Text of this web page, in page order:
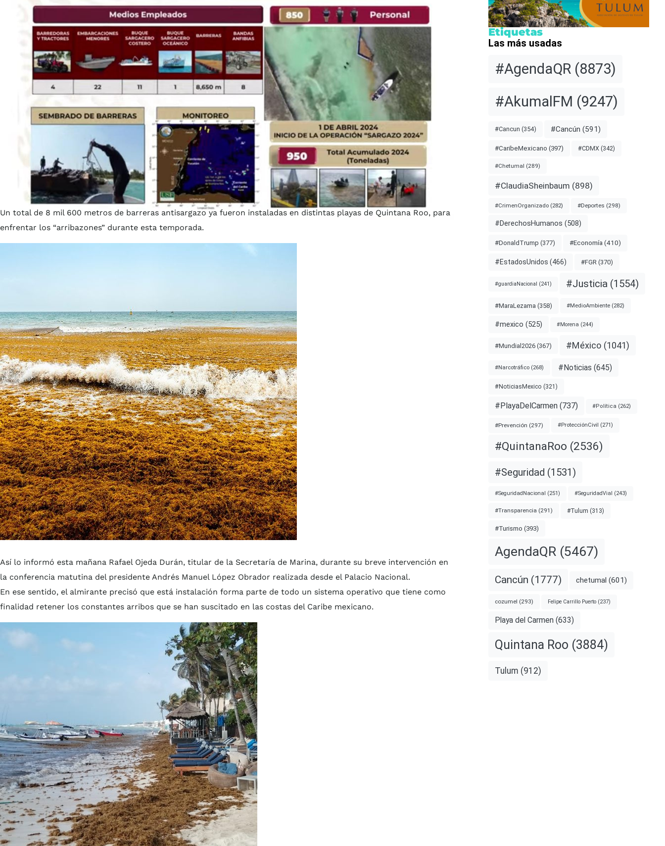
Un total de 8 mil 600 metros de barreras antisargazo ya fueron instaladas en distintas playas de Quintana Roo, para
enfrentar los “arribazones” durante esta temporada.
Así lo informó esta mañana Rafael Ojeda Durán, titular de la Secretaría de Marina, durante su breve intervención en
la conferencia matutina del presidente Andrés Manuel López Obrador realizada desde el Palacio Nacional.
En ese sentido, el almirante precisó que está instalación forma parte de todo un sistema operativo que tiene como
finalidad retener los constantes arribos que se han suscitado en las costas del Caribe mexicano.
Etiquetas
Las más usadas
#AgendaQR(8873)
#AkumalFM (9247)
#Cancun (354) #Cancún (591)
#CaribeMexicano (397) #CDMX(342)
#Chetumal (289)
#ClaudiaSheinbaum (898)
#CrimenOrganizado(282) #Deportes (298)
#DerechosHumanos (508)
#DonaldTrump (377) #Economía (410)
#EstadosUnidos (466) #FGR (370)
#guardiaNacional (241) #Justicia (1554)
#MaraLezama (358) #MedioAmbiente(282)
#mexico (525) #Morena (244)
#Mundial2026(367) #México(1041)
#Narcotráfico(268) #Noticias (645)
#NoticiasMexico (321)
#PlayaDelCarmen(737) #Política (262)
#Prevención (297) #ProtecciónCivil (271)
#QuintanaRoo (2536)
#Seguridad (1531)
#SeguridadNacional (251) #SeguridadVial (243)
#Transparencia (291) #Tulum (313)
#Turismo (393)
AgendaQR(5467)
Cancún (1777) chetumal (601)
cozumel (293) Felipe Carrillo Puerto(237)
Playa del Carmen (633)
Quintana Roo (3884)
Tulum (912)